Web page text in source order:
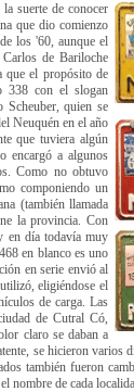
la suerte de conocer
que dio comienzo
los '60, aunque el
de Bariloche
que el propósito de
338 con el slogan
quien se
Neuquén en el año
que tuviera algún
encargó a algunos
Como no obtuvo
componiendo un
(también llamada
la provincia. Con
en día todavía muy
en blanco es uno
en serie envió al
eligiéndose el
de carga. Las
de Cutral Có,
claro se daban a
se hicieron varios
también fueron
nombre de cada